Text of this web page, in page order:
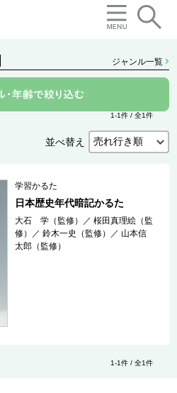
ジャンル一覧
1-1件 / 全1件
並べ替え
学習かるた
日本歴史年代暗記かるた
大石 学（監修） ／桜田真理絵（監
修）
／鈴木一史（監修） ／ 山本信
太郎（監修）
1-1件 / 全1件